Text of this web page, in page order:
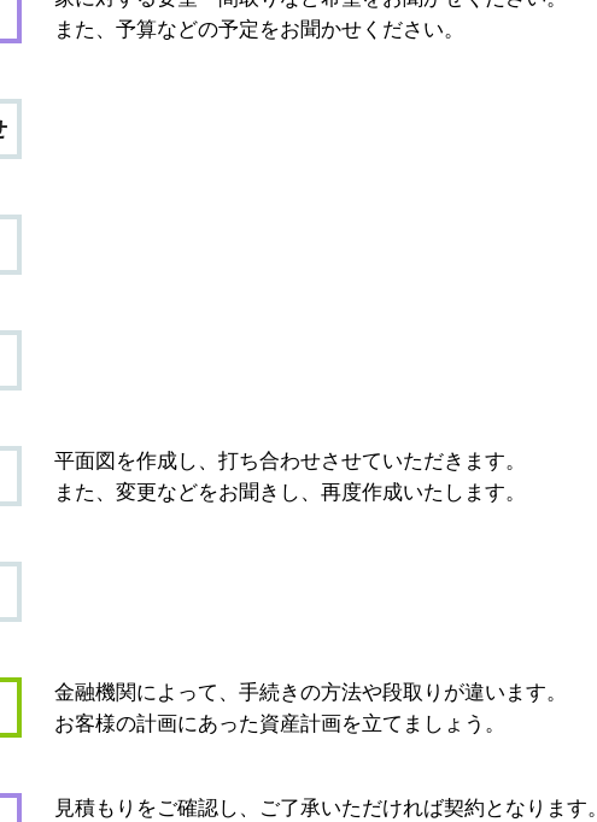
また、予算などの予定をお聞かせください。
平面図を作成し、打ち合わせさせていただきます。
また、変更などをお聞きし、再度作成いたします。
金融機関によって、手続きの方法や段取りが違います。
お客様の計画にあった資産計画を立てましょう。
見積もりをご確認し、ご了承いただければ契約となります。